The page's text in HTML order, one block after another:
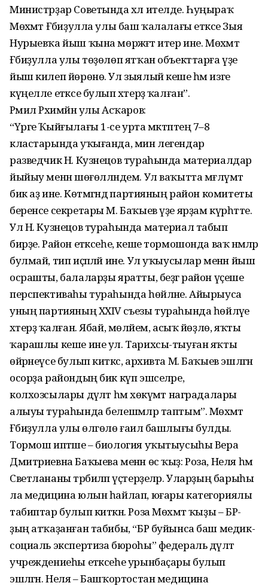
Министрҙар Советында хәл ителде. Һуңыраҡ
Мөхәмәт Ғәбиҙулла улы баш ҡалалағы етәксе Зыя
Нурыевҡа йыш ҡына мөрәжәғәт итер ине. Мөхәмәт
Ғәбиҙулла улы төҙөлөп ятҡан объекттарға үҙе
йыш килеп йөрөнө. Ул зыялый кеше һәм изге
күңелле етәксе булып хәтерҙә ҡалған”.
Рәмил Рәхимйән улы Асҡаров:
“Үрге Ҡыйғылағы 1-се урта мәктәптең 7–8
кластарында уҡығанда, мин легендар
разведчик Н. Кузнецов тураһында материалдар
йыйыу менән шөғөлләндем. Ул ваҡытта мәғлүмәт
бик аҙ ине. Көтмәгәндә партияның район комитеты
беренсе секретары М. Баҡыев үҙе ярҙам күрһәтте.
Ул Н. Кузнецов тураһында материал табып
бирҙе. Район етәксеһе, кеше тормошонда ваҡ нәмәләр
булмай, тип иҫәпләй ине. Ул уҡыусылар менән йыш
осрашты, балаларҙы яратты, беҙгә район үҫеше
перспективаһы тураһында һөйләне. Айырыуса
уның партияның ХХIV съезы тураһында һөйләүе
хәтерҙә ҡалған. Ябай, мөләйем, асыҡ йөҙлө, яҡты
ҡарашлы кеше ине ул. Тарихсы-тыуған яҡты
өйрәнеүсе булып киткәс, архивта М. Баҡыев эшләгән
осорҙа райондың бик күп эшселәре,
колхозсылары дәүләт һәм хөкүмәт наградалары
алыуы тураһында белешмәләр таптым”. Мөхәмәт
Ғәбиҙулла улы өлгөлө ғаилә башлығы булды.
Тормош иптәше – биология уҡытыусыһы Вера
Дмитриевна Баҡыева менән өс ҡыҙ: Роза, Неля һәм
Светлананы тәрбиәләп үҫтерҙеләр. Уларҙың барыһы
ла медицина юлын һайлап, юғары категориялы
табиптар булып киткән. Роза Мөхәмәт ҡыҙы – БР-
ҙың атҡаҙанған табибы, “БР буйынса баш медик-
социаль экспертиза бюроһы” федераль дәүләт
учреждениеһы етәксеһе урынбаҫары булып
эшләгән. Неля – Башҡортостан медицина